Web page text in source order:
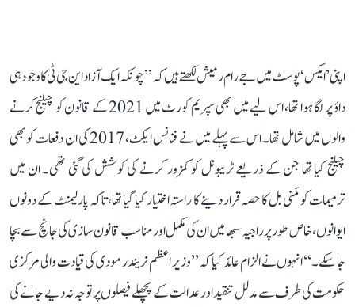
اپنی ’ایکس‘ پوسٹ میں جے رام رمیش لکھتے ہیں کہ ’’چونکہ ایک آزاد این جی ٹی کا وجود ہی
داؤ پر لگا ہوا تھا، اس لیے میں بھی سپریم کورٹ میں 2021 کے قانون کو چیلنج کرنے
والوں میں شامل تھا۔ اس سے پہلے میں نے فنانس ایکٹ، 2017 کی ان دفعات کو بھی
چیلنج کیا تھا جن کے ذریعے ٹریبونل کو کمزور کرنے کی کوشش کی گئی تھی۔ ان میں
ترمیمات کو مَنی بل کا حصہ قرار دینے کا راستہ اختیار کیا گیا تھا، تاکہ پارلیمنٹ کے دونوں
ایوانوں، خاص طور پر راجیہ سبھا میں ان کی مکمل اور مناسب قانون سازی کی جانچ سے بچا
جا سکے۔‘‘ انہوں نے الزام عائد کیا کہ ’’وزیر اعظم نریندر مودی کی قیادت والی مرکزی
حکومت کی طرف سے مدلل تنقید اور عدالت کے پچھلے فیصلوں پر توجہ نہ دیے جانے کی